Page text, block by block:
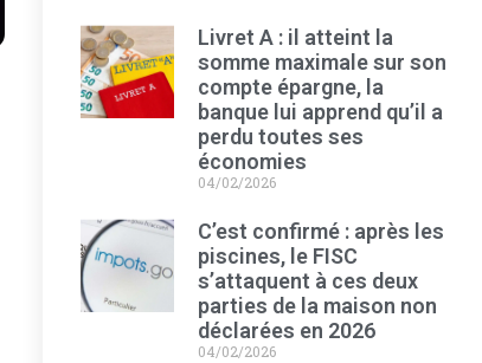
Livret A : il atteint la
somme maximale sur son
compte épargne, la
banque lui apprend qu’il a
perdu toutes ses
économies
04/02/2026
C’est confirmé : après les
piscines, le FISC
s’attaquent à ces deux
parties de la maison non
déclarées en 2026
04/02/2026